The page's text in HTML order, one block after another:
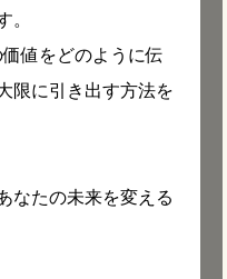
。
値をどのように伝
限に引き出す方法を
なたの未来を変える